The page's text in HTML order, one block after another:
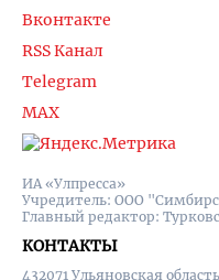
ИА «Улпресса»
Учредитель: ООО
Главный редактор:
КОНТАКТЫ
432071 Ульяновская
Вконтакте
RSS Канал
Telegram
MAX